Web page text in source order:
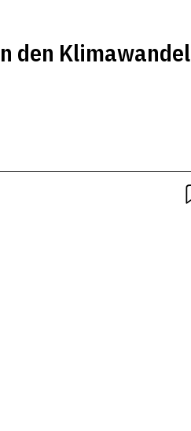
den Klimawandel